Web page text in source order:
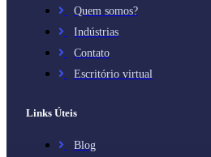
Quem somos?
Indústrias
Contato
Escritório virtual
Links Úteis
Blog